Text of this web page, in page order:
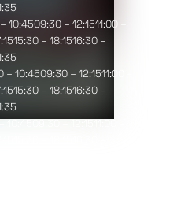
10:4509:30 – 12:1511:00 –
– 18:1516:30 –
– 10:4509:30 – 12:1511:00 –
– 18:1516:30 –
10:4509:30 – 12:1511:00 –